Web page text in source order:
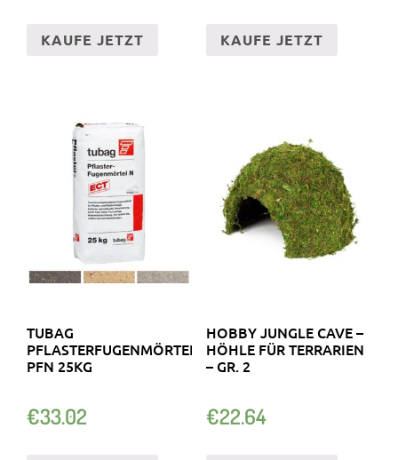
KAUFE JETZT KAUFE JETZT
TUBAG
PFLASTERFUGENMÖRTEL
PFN 25KG
€33.02
HOBBY JUNGLE CAVE –
HÖHLE FÜR TERRARIEN
– GR. 2
€22.64